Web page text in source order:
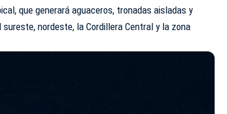
que generará aguaceros, tronadas aisladas y
nordeste, la Cordillera Central y la zona